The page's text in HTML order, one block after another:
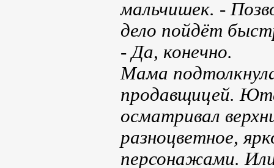
мальчишек. -
дело пойдёт
- Да, конечно.
Мама
продавщицей.
осматривал
разноцветное,
персонажами.